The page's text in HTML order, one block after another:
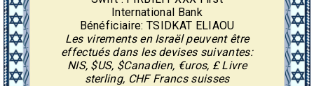
International Bank
Bénéficiaire: TSIDKAT ELIAOU
Les virements en Israël peuvent être
effectués dans les devises suivantes:
NIS, $US, $Canadien, €uros, £ Livre
sterling, CHF Francs suisses